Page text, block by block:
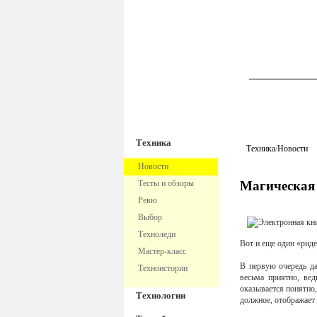
Техника
Новости
Тесты и обзоры
Ревю
Выбор
Техноледи
Мастер-класс
Техноистории
Технологии
Техника/Новости
Вот и еще один
В первую очередь
весьма приятно,
оказывается
должное, отображает